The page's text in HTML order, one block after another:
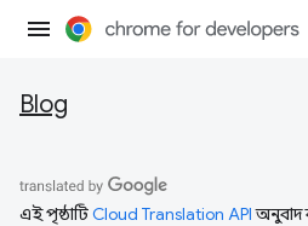
Blog
এই পৃষ্ঠাটিCloud Translation APIঅনুবাদ